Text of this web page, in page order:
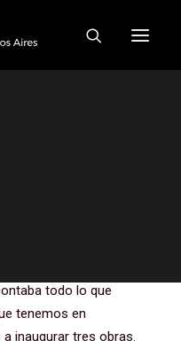
todo lo que
tenemos en
inaugurar tres obras.